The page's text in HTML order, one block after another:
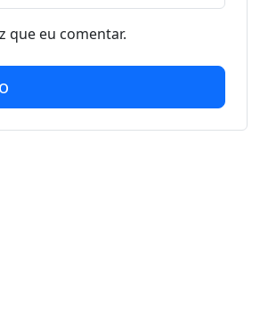
que eu comentar.